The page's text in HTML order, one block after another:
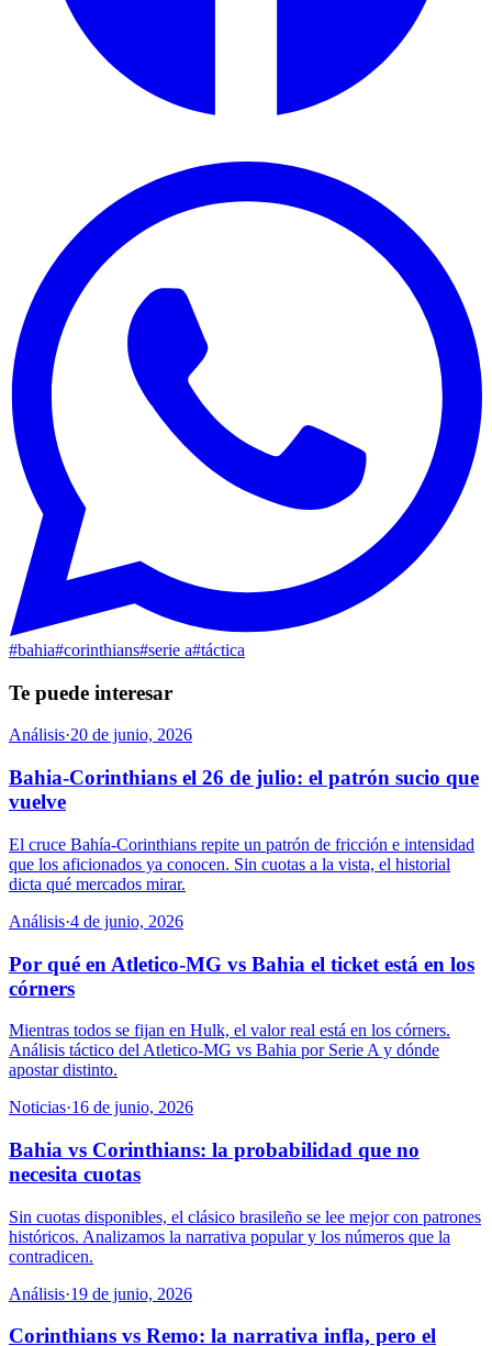
#bahia#corinthians#serie a#táctica
Te puede interesar
Análisis·20 de junio, 2026
Bahia-Corinthians el 26 de julio: el patrón sucio que
vuelve
El cruce Bahía-Corinthians repite un patrón de fricción e intensidad
que los aficionados ya conocen. Sin cuotas a la vista, el historial
dicta qué mercados mirar.
Análisis·4 de junio, 2026
Por qué en Atletico-MG vs Bahia el ticket está en los
córners
Mientras todos se fijan en Hulk, el valor real está en los córners.
Análisis táctico del Atletico-MG vs Bahia por Serie A y dónde
apostar distinto.
Noticias·16 de junio, 2026
Bahia vs Corinthians: la probabilidad que no
necesita cuotas
Sin cuotas disponibles, el clásico brasileño se lee mejor con patrones
históricos. Analizamos la narrativa popular y los números que la
contradicen.
Análisis·19 de junio, 2026
Corinthians vs Remo: la narrativa infla, pero el